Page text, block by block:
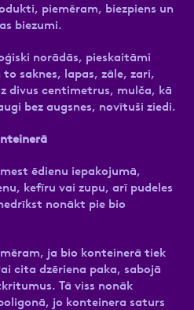
piemēram, biezpiens un
biezumi.
norādās, pieskaitāmi
saknes, lapas, zāle, zari,
divus centimetrus, mulča, kā
bez augsnes, novītuši ziedi.
ēdienu iepakojumā,
kefīru vai zupu, arī pudeles
nonākt pie bio
ja bio konteinerā tiek
cita dzēriena paka, sabojā
Tā viss nonāk
jo konteinera saturs